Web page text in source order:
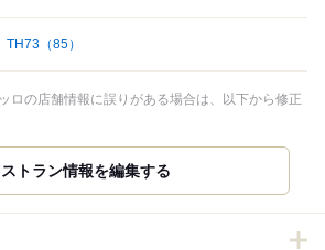
TH73 （85）
ロの店舗情報に誤りがある場合は、以下から修正
ストラン情報を編集する